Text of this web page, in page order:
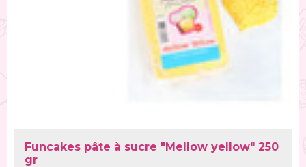
Funcakes pâte à sucre "Mellow yellow" 250
gr